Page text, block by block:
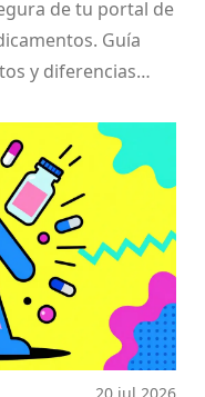
de tu portal de
Guía
y diferencias